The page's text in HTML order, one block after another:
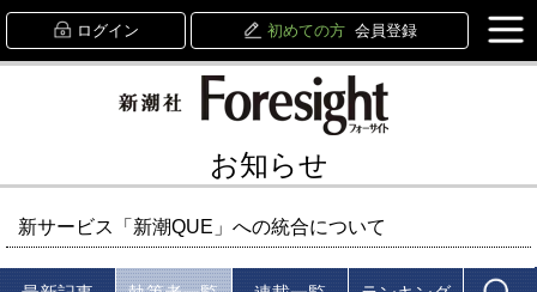
ログイン 初めての方 会員登録
お知らせ
新サービス「新潮QUE」への統合について